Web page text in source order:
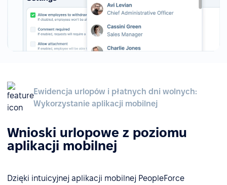
Ewidencja urlopów i płatnych dni wolnych:
Wykorzystanie aplikacji mobilnej
Wnioski urlopowe z poziomu
aplikacji mobilnej
Dzięki intuicyjnej aplikacji mobilnej PeopleForce